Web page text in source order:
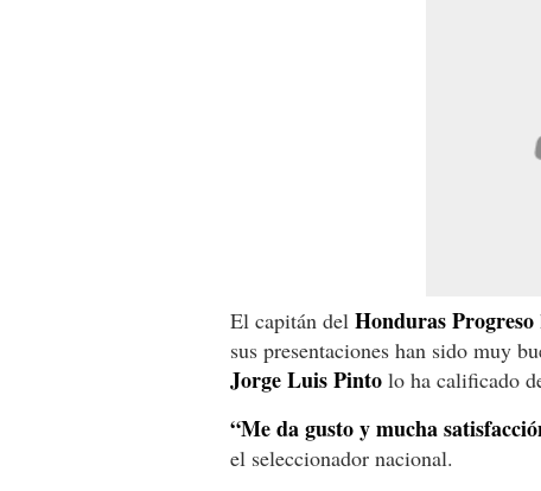
El capitán del Honduras Progreso
sus presentaciones han sido muy
Jorge Luis Pinto lo ha calificado
“Me da gusto y mucha
el seleccionador nacional.